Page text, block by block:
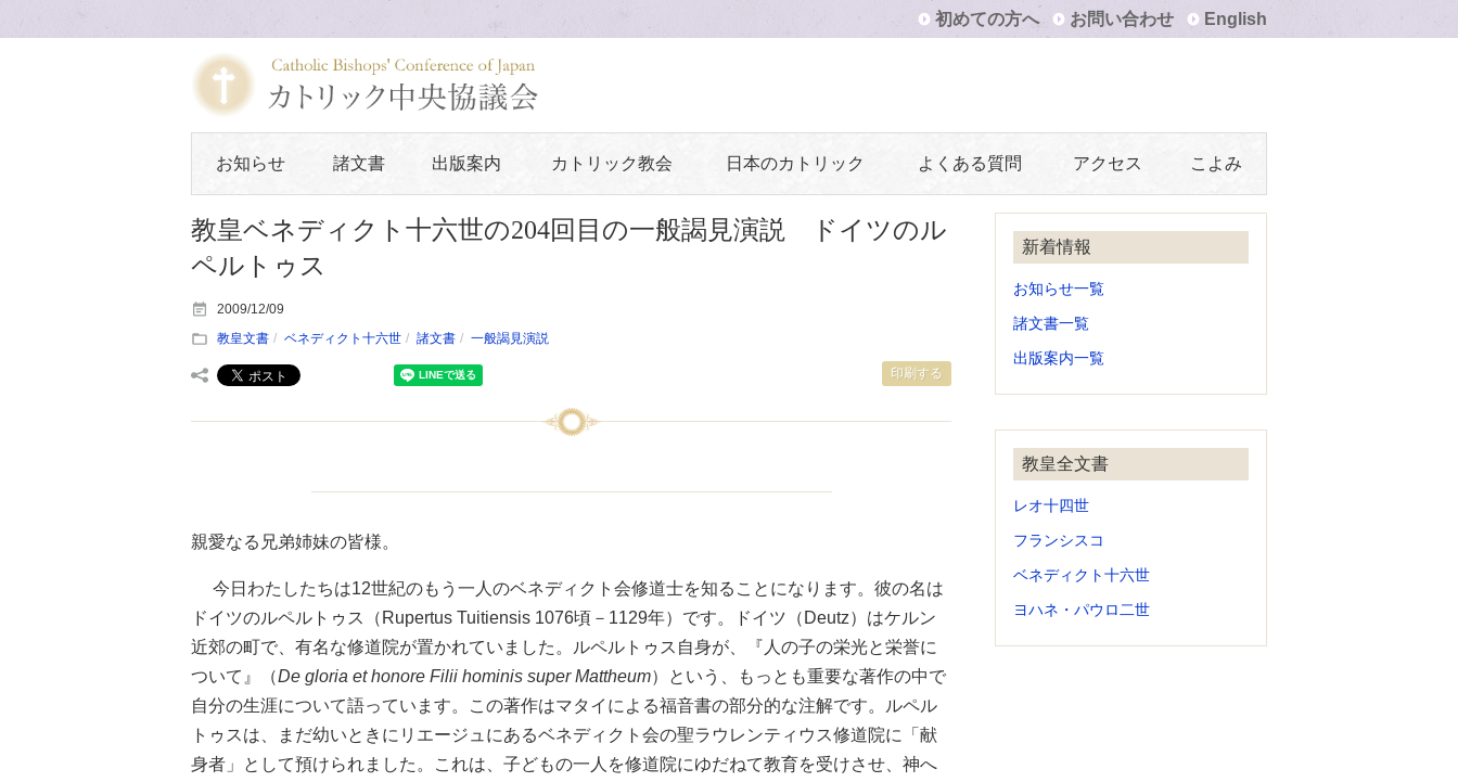
初めての方へ お問い合わせ English
お知らせ 諸文書 出版案内 カトリック教会 日本のカトリック よくある質問 アクセス こよみ
教皇ベネディクト十六世の204回目の一般謁見演説 ドイツのル
ペルトゥス
印刷する
2009/12/09
教皇文書
ベネディクト十六世 諸文書 一般謁見演説
親愛なる兄弟姉妹の皆様。
今日わたしたちは12世紀のもう一人のベネディクト会修道士を知ることになります。彼の名は
ドイツのルペルトゥス（Rupertus Tuitiensis 1076頃－1129年）です。ドイツ（Deutz）はケルン
近郊の町で、有名な修道院が置かれていました。ルペルトゥス自身が、『人の子の栄光と栄誉に
ついて』（De gloria et honore Filii hominis super Mattheum）という、もっとも重要な著作の中で
自分の生涯について語っています。この著作はマタイによる福音書の部分的な注解です。ルペル
トゥスは、まだ幼いときにリエージュにあるベネディクト会の聖ラウレンティウス修道院に「献
身者」として預けられました。これは、子どもの一人を修道院にゆだねて教育を受けさせ、神へ
新着情報
お知らせ一覧
諸文書一覧
出版案内一覧
教皇全文書
レオ十四世
フランシスコ
ベネディクト十六世
ヨハネ・パウロ二世